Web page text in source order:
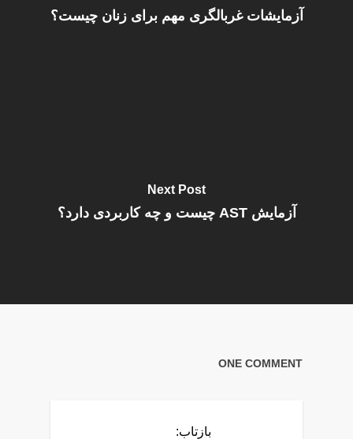
آزمایشات غربالگری مهم برای زنان چیست؟
Next Post
آزمایش AST چیست و چه کاربردی دارد؟
ONE COMMENT
بازتاب: